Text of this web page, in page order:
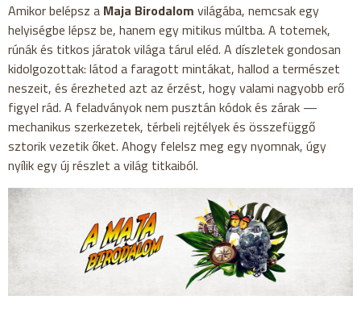
Amikor belépsz a Maja Birodalom világába, nemcsak egy
helyiségbe lépsz be, hanem egy mitikus múltba. A totemek,
rúnák és titkos járatok világa tárul eléd. A díszletek gondosan
kidolgozottak: látod a faragott mintákat, hallod a természet
neszeit, és érezheted azt az érzést, hogy valami nagyobb erő
figyel rád. A feladványok nem pusztán kódok és zárak —
mechanikus szerkezetek, térbeli rejtélyek és összefüggő
sztorik vezetik őket. Ahogy felelsz meg egy nyomnak, úgy
nyílik egy új részlet a világ titkaiból.